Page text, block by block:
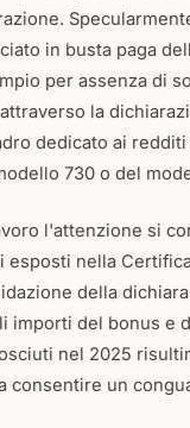
in busta paga
per assenza di
la
dedicato ai
730 o del
l'attenzione si
esposti nella
della
importi del bonus e
nel 2025
consentire un